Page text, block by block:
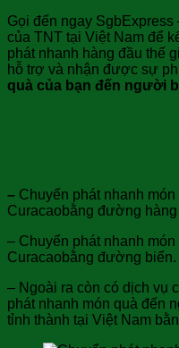
Gọi đến ngay
của TNT tại Việt Nam để
phát nhanh hàng đầu thế
hỗ trợ và nhận được sự
quà của bạn đến người
– Chuyển phát nhanh
Curacaobằng đường hàng
– Chuyển phát nhanh
Curacaobằng đường biển.
– Ngoài ra còn có dịch vụ
phát nhanh món quà đến
tỉnh thành tại Việt Nam